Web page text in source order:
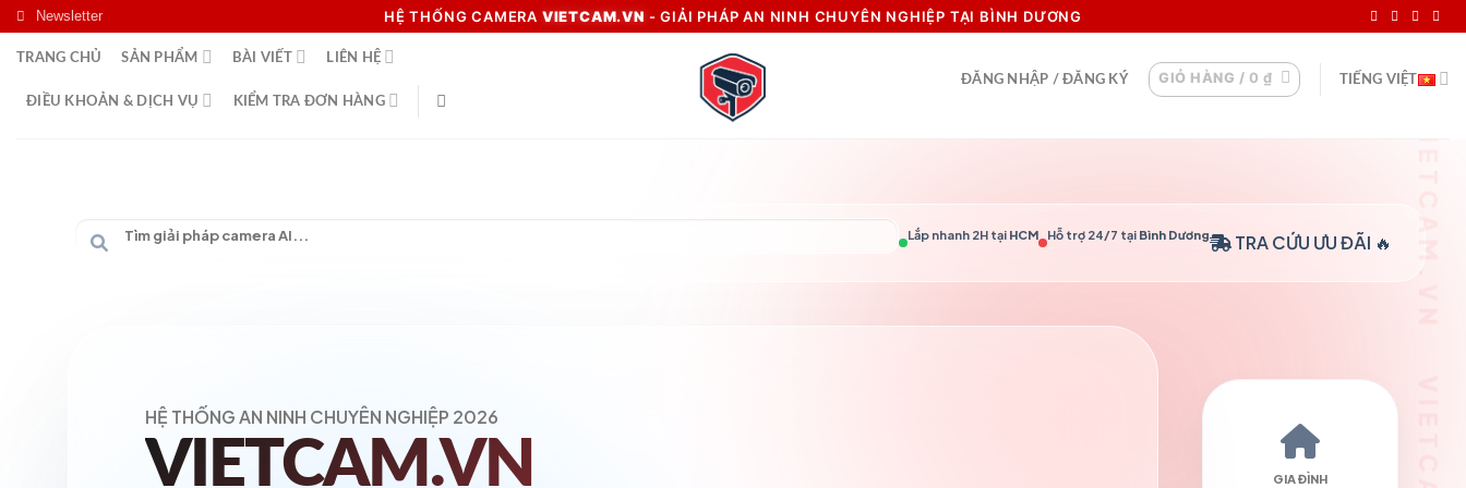
Skip
to
content
Newsletter HỆ THỐNG CAMERA VIETCAM.VN - GIẢI PHÁP AN NINH CHUYÊN NGHIỆP TẠI BÌNH DƯƠNG
TRANG CHỦ SẢN PHẨM BÀI VIẾT LIÊN HỆ
ĐIỀU KHOẢN & DỊCH VỤ KIỂM TRA ĐƠN HÀNG
ĐĂNG NHẬP / ĐĂNG KÝ GIỎ HÀNG / 0 ₫ TIẾNG VIỆT
Lắp nhanh 2H tại HCM Hỗ trợ 24/7 tại Bình Dương TRA CỨU ƯU ĐÃI 🔥
HỆ THỐNG AN NINH CHUYÊN NGHIỆP 2026
VIETCAM.VN GIA ĐÌNH